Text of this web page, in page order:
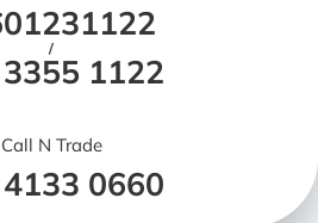
/
1122
Call N Trade
0660